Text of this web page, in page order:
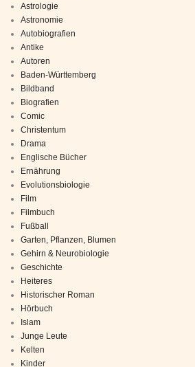
Astrologie
Astronomie
Autobiografien
Antike
Autoren
Baden-Württemberg
Bildband
Biografien
Comic
Christentum
Drama
Englische Bücher
Ernährung
Evolutionsbiologie
Film
Filmbuch
Fußball
Garten, Pflanzen, Blumen
Gehirn & Neurobiologie
Geschichte
Heiteres
Historischer Roman
Hörbuch
Islam
Junge Leute
Kelten
Kinder